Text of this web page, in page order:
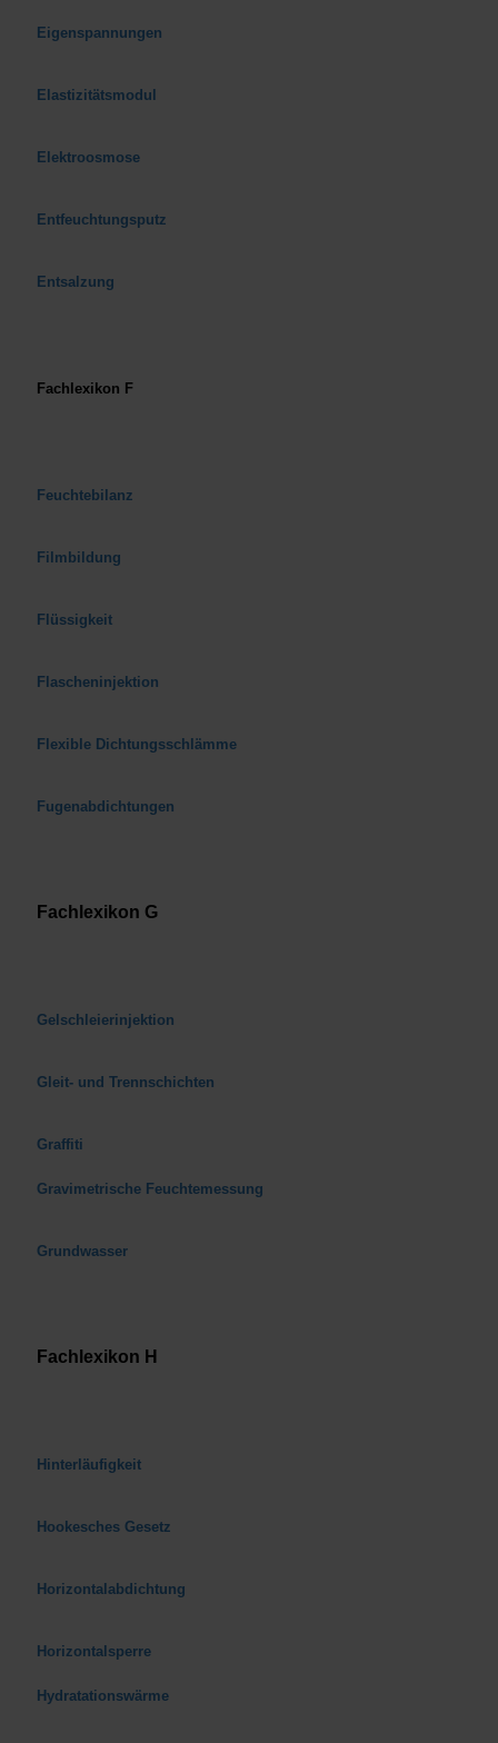
Eigenspannungen
Elastizitätsmodul
Elektroosmose
Entfeuchtungsputz
Entsalzung
Fachlexikon F
Feuchtebilanz
Filmbildung
Flüssigkeit
Flascheninjektion
Flexible Dichtungsschlämme
Fugenabdichtungen
Fachlexikon G
Gelschleierinjektion
Gleit- und Trennschichten
Graffiti
Gravimetrische Feuchtemessung
Grundwasser
Fachlexikon H
Hinterläufigkeit
Hookesches Gesetz
Horizontalabdichtung
Horizontalsperre
Hydratationswärme